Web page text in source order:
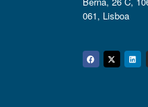
061, Lisboa